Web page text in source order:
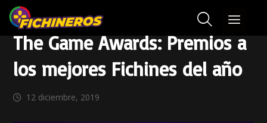
The Game Awards: Premios a
los mejores Fichines del año
12 diciembre, 2019